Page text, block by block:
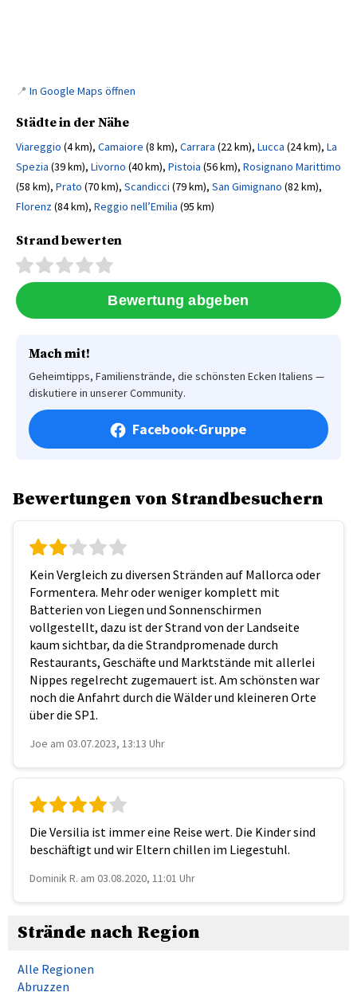
📍 In Google Maps öffnen
Städte in der Nähe
Viareggio (4 km), Camaiore (8 km), Carrara (22 km), Lucca (24 km), La
Spezia (39 km), Livorno (40 km), Pistoia (56 km), Rosignano Marittimo
(58 km), Prato (70 km), Scandicci (79 km), San Gimignano (82 km),
Florenz(84 km), Reggio nell’Emilia (95 km)
Strand bewerten
Mach mit!
Geheimtipps, Familienstrände, die schönsten Ecken Italiens —
diskutiere in unserer Community.
Facebook-Gruppe
Bewertungen von Strandbesuchern
Kein Vergleich zu diversen Stränden auf Mallorca oder
Formentera. Mehr oder weniger komplett mit
Batterien von Liegen und Sonnenschirmen
vollgestellt, dazu ist der Strand von der Landseite
kaum sichtbar, da die Strandpromenade durch
Restaurants, Geschäfte und Marktstände mit allerlei
Nippes regelrecht zugemauert ist. Am schönsten war
noch die Anfahrt durch die Wälder und kleineren Orte
über die SP1.
Joe am 03.07.2023, 13:13 Uhr
Die Versilia ist immer eine Reise wert. Die Kinder sind
beschäftigt und wir Eltern chillen im Liegestuhl.
Dominik R. am 03.08.2020, 11:01 Uhr
Strände nach Region
Alle Regionen
Abruzzen